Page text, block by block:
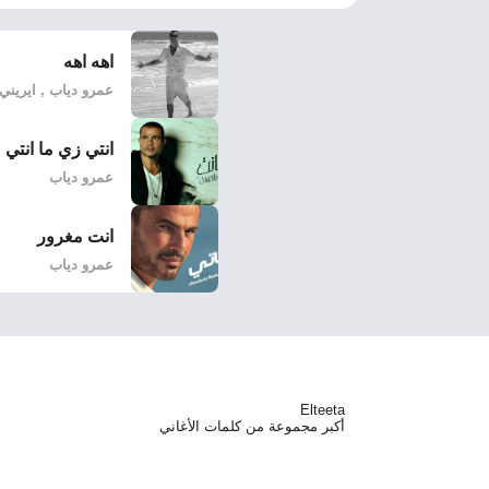
اهه اهه
عمرو دياب , ايريني
انتي زي ما انتي
عمرو دياب
انت مغرور
عمرو دياب
Elteeta
أكبر مجموعة من كلمات الأغاني